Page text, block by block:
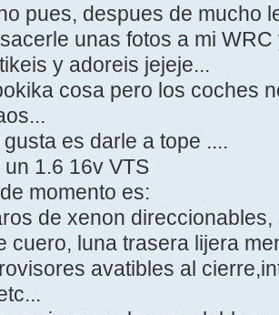
pues, despues de mucho
unas fotos a mi
y adoreis jejeje...
cosa pero los coches
es darle a tope ....
1.6 16v VTS
momento es:
de xenon
cuero, luna trasera lijera
avatibles al